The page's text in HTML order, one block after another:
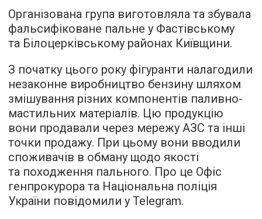
Організована група виготовляла та збувала
фальсифіковане пальне у Фастівському
та Білоцерківському районах Київщини.
З початку цього року фігуранти налагодили
незаконне виробництво бензину шляхом
змішування різних компонентів паливно-
мастильних матеріалів. Цю продукцію
вони продавали через мережу АЗС та інші
точки продажу. При цьому вони вводили
споживачів в обману щодо якості
та походження пального. Про це Офіс
генпрокурора та Національна поліція
України повідомили у Telegram.